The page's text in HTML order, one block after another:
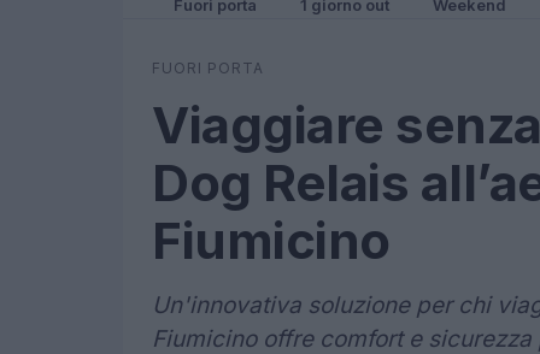
Fuori porta 1 giorno out Weekend
FUORI PORTA
Viaggiare
Dog Relais
Fiumicino
Un'innovativa soluzione per chi
Fiumicino offre comfort e